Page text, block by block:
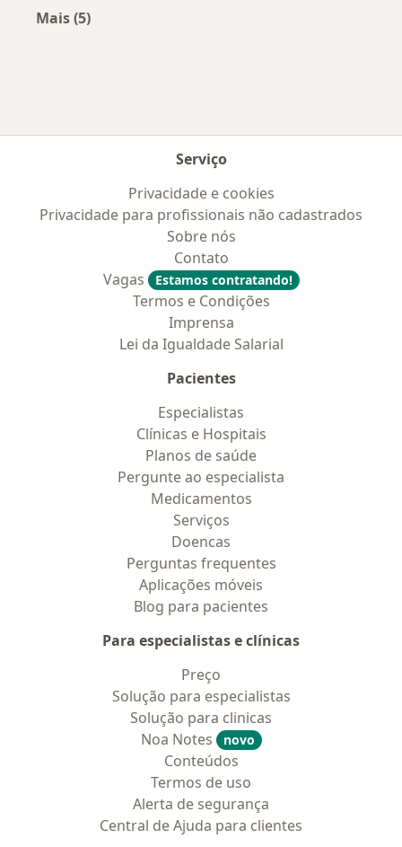
Mais (5)
Serviço
Privacidade e cookies
Privacidade para profissionais não cadastrados
Sobre nós
Contato
Vagas
Estamos contratando!
Termos e Condições
Imprensa
Lei da Igualdade Salarial
Pacientes
Especialistas
Clínicas e Hospitais
Planos de saúde
Pergunte ao especialista
Medicamentos
Serviços
Doencas
Perguntas frequentes
Aplicações móveis
Blog para pacientes
Para especialistas e clínicas
Preço
Solução para especialistas
Solução para clinicas
Noa Notes
novo
Conteúdos
Termos de uso
Alerta de segurança
Central de Ajuda para clientes